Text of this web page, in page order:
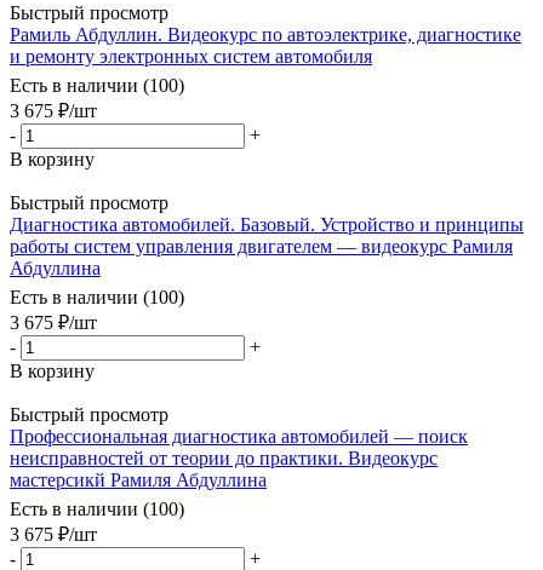
Быстрый просмотр
Рамиль Абдуллин. Видеокурс по автоэлектрике, диагностике
и ремонту электронных систем автомобиля
Есть в наличии (100)
3 675 ₽/шт
-
+
В корзину
Быстрый просмотр
Диагностика автомобилей. Базовый. Устройство и принципы
работы систем управления двигателем — видеокурс Рамиля
Абдуллина
Есть в наличии (100)
3 675 ₽/шт
-
+
В корзину
Быстрый просмотр
Профессиональная диагностика автомобилей — поиск
неисправностей от теории до практики. Видеокурс
мастерсикй Рамиля Абдуллина
Есть в наличии (100)
3 675 ₽/шт
-
+